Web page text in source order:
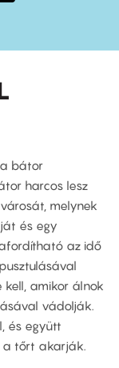
bátor
harcos lesz
melynek
és egy
az idő
kell, amikor álnok
vádolják.
és együtt
a tőrt akarják.